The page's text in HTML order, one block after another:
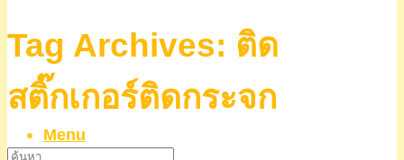
Menu
Tag Archives: ติด
สติ๊กเกอร์ติดกระจก